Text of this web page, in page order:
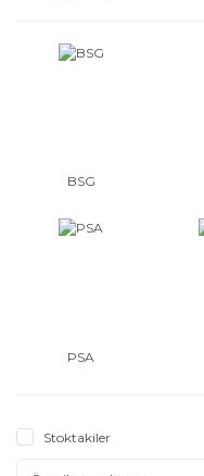
BSG
PSA
Stoktakiler